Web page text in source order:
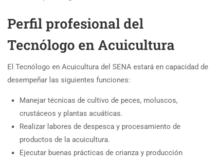
Perfil profesional del
Tecnólogo en Acuicultura
El Tecnólogo en Acuicultura del SENA estará en capacidad de
desempeñar las siguientes funciones:
Manejar técnicas de cultivo de peces, moluscos,
crustáceos y plantas acuáticas.
Realizar labores de despesca y procesamiento de
productos de la acuicultura.
Ejecutar buenas prácticas de crianza y producción